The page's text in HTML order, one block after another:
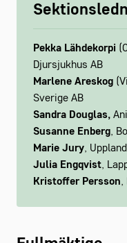
Pekka Lähdekorpi
Djursjukhus AB
Marlene Areskog
Sverige AB
Sandra Douglas,
Susanne Enberg,
Marie Jury,
Julia Engqvist,
Kristoffer Persson,